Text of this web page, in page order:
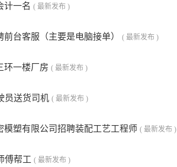
计一名 ( 最新发布 )
前台客服（主要是电脑接单） ( 最新发布 )
环一楼厂房 ( 最新发布 )
员送货司机 ( 最新发布 )
模塑有限公司招聘装配工艺工程师 ( 最新发布 )
傅帮工 ( 最新发布 )